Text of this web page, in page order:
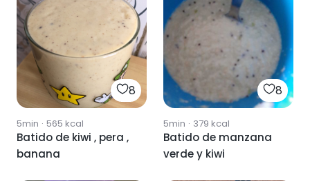
8
5min · 565 kcal
Batido de kiwi , pera ,
banana
8
5min · 379 kcal
Batido de manzana
verde y kiwi